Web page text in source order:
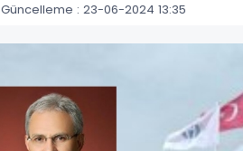
Güncelleme : 23-06-2024 13:35